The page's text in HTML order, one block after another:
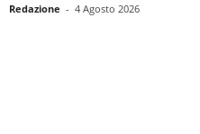
Redazione - 4 Agosto 2026